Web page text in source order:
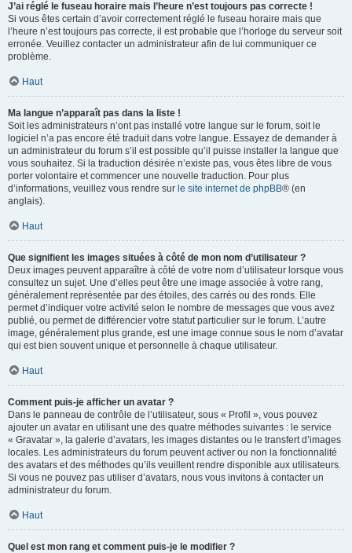
J’ai réglé le fuseau horaire mais l’heure n’est toujours pas correcte !
Si vous êtes certain d’avoir correctement réglé le fuseau horaire mais que
l’heure n’est toujours pas correcte, il est probable que l’horloge du serveur soit
erronée. Veuillez contacter un administrateur afin de lui communiquer ce
problème.
Haut
Ma langue n’apparaît pas dans la liste !
Soit les administrateurs n’ont pas installé votre langue sur le forum, soit le
logiciel n’a pas encore été traduit dans votre langue. Essayez de demander à
un administrateur du forum s’il est possible qu’il puisse installer la langue que
vous souhaitez. Si la traduction désirée n’existe pas, vous êtes libre de vous
porter volontaire et commencer une nouvelle traduction. Pour plus
d’informations, veuillez vous rendre sur le site internet de phpBB® (en
anglais).
Haut
Que signifient les images situées à côté de mon nom d’utilisateur ?
Deux images peuvent apparaître à côté de votre nom d’utilisateur lorsque vous
consultez un sujet. Une d’elles peut être une image associée à votre rang,
généralement représentée par des étoiles, des carrés ou des ronds. Elle
permet d’indiquer votre activité selon le nombre de messages que vous avez
publié, ou permet de différencier votre statut particulier sur le forum. L’autre
image, généralement plus grande, est une image connue sous le nom d’avatar
qui est bien souvent unique et personnelle à chaque utilisateur.
Haut
Comment puis-je afficher un avatar ?
Dans le panneau de contrôle de l’utilisateur, sous « Profil », vous pouvez
ajouter un avatar en utilisant une des quatre méthodes suivantes : le service
« Gravatar », la galerie d’avatars, les images distantes ou le transfert d’images
locales. Les administrateurs du forum peuvent activer ou non la fonctionnalité
des avatars et des méthodes qu’ils veuillent rendre disponible aux utilisateurs.
Si vous ne pouvez pas utiliser d’avatars, nous vous invitons à contacter un
administrateur du forum.
Haut
Quel est mon rang et comment puis-je le modifier ?